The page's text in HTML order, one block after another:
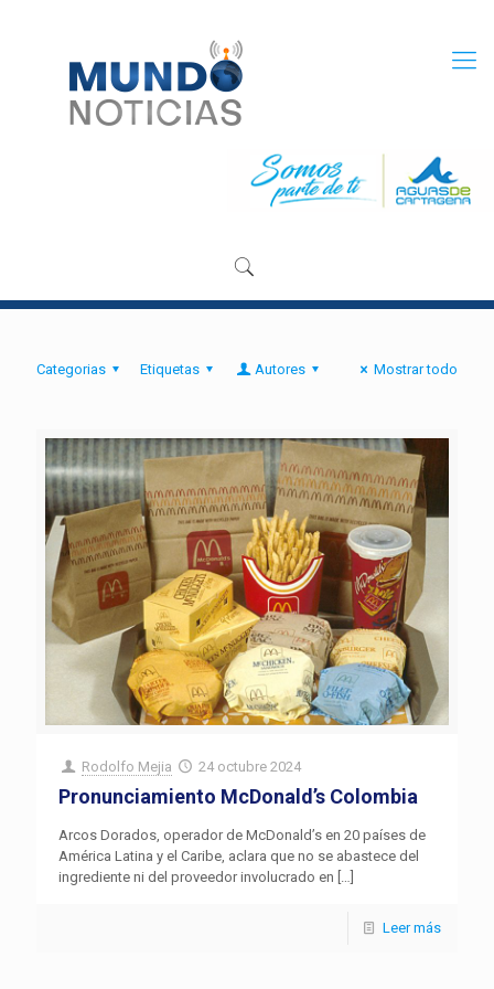
Categorias Etiquetas Autores Mostrar todo
Rodolfo Mejia 24 octubre 2024
Pronunciamiento McDonald’s Colombia
Arcos Dorados, operador de McDonald’s en 20 países de
América Latina y el Caribe, aclara que no se abastece del
ingrediente ni del proveedor involucrado en
Leer más